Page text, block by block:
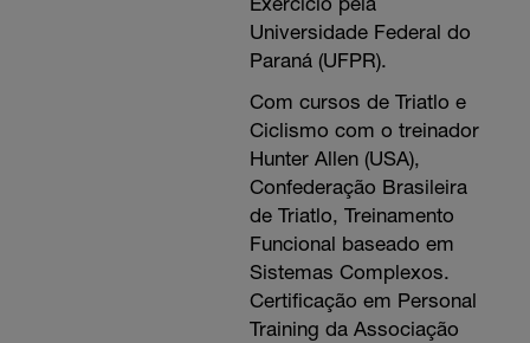
Universidade Federal do
Paraná (UFPR).
Com cursos de Triatlo e
Ciclismo com o treinador
Hunter Allen (USA),
Confederação Brasileira
de Triatlo, Treinamento
Funcional baseado em
Sistemas Complexos.
Certificação em Personal
Training da Associação